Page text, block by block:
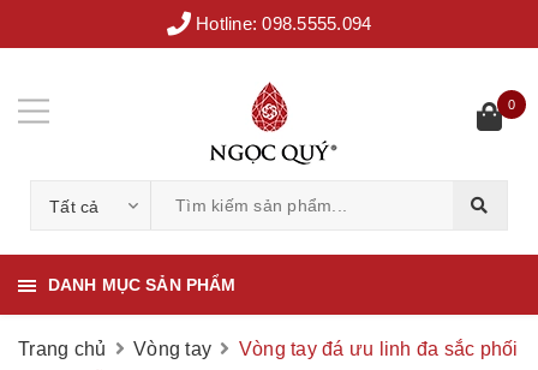
Hotline:098.5555.094
Tất cả
0
DANH MỤC SẢN PHẨM
Trang chủ Vòng tay
Vòng tay đá ưu linh đa sắc phối